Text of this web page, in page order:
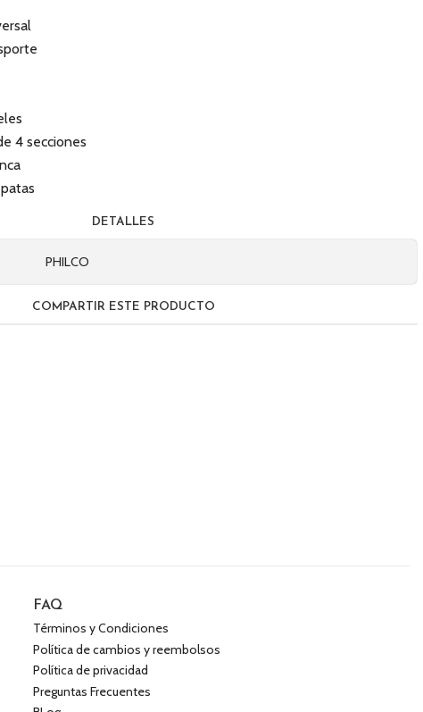
4 secciones
DETALLES
PHILCO
COMPARTIR ESTE PRODUCTO
FAQ
Términos y Condiciones
Política de cambios y reembolsos
Política de privacidad
Preguntas Frecuentes